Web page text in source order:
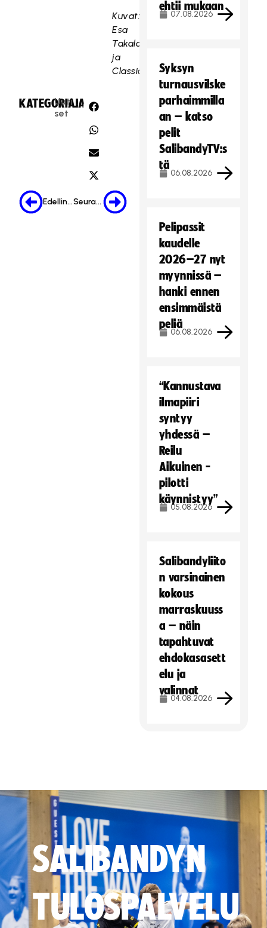
Kuvat:
Esa
Takalo
ja
Classic
KATEGORIA:
Uuti
set
JAA:
Edellinen Seuraava
ehtii mukaan
07.08.2026
Syksyn
turnausvilske
parhaimmilla
an – katso
pelit
SalibandyTV:s
tä
06.08.2026
Pelipassit
kaudelle
2026–27 nyt
myynnissä –
hanki ennen
ensimmäistä
peliä
06.08.2026
“Kannustava
ilmapiiri
syntyy
yhdessä –
Reilu
Aikuinen -
pilotti
käynnistyy”
05.08.2026
Salibandyliito
n varsinainen
kokous
marraskuuss
a – näin
tapahtuvat
ehdokasasett
elu ja
valinnat
04.08.2026
SALIBANDYN
TULOSPALVELU